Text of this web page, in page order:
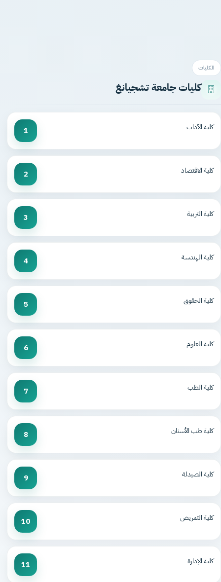
الكليات
كليات جامعة تشجيانغ
كلية الآداب 1
كلية الاقتصاد 2
كلية التربية 3
كلية الهندسة 4
كلية الحقوق 5
كلية العلوم 6
كلية الطب 7
كلية طب الأسنان 8
كلية الصيدلة 9
كلية التمريض 10
كلية الإدارة 11